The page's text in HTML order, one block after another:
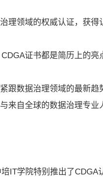
理领域的权威认证，获
证书都是简历上的
跟数据治理领域的最新趋
来自全球的数据治理专
IT学院特别推出了